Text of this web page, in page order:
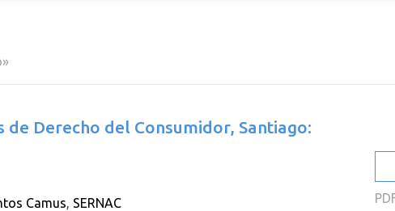
de Derecho del Consumidor, Santiago:
Camus, SERNAC